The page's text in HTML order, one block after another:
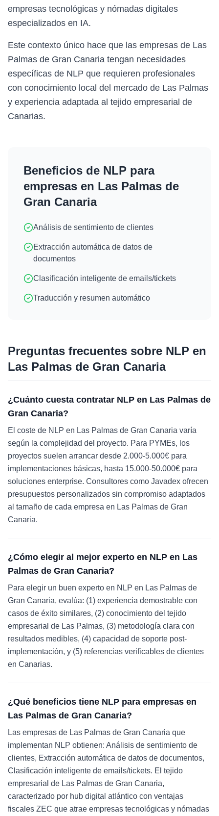
empresas tecnológicas y nómadas digitales
especializados en IA.
Este contexto único hace que las empresas de Las
Palmas de Gran Canaria tengan necesidades
específicas de NLP que requieren profesionales
con conocimiento local del mercado de Las Palmas
y experiencia adaptada al tejido empresarial de
Canarias.
Beneficios de NLP para
empresas en Las Palmas de
Gran Canaria
Análisis de sentimiento de clientes
Extracción automática de datos de
documentos
Clasificación inteligente de emails/tickets
Traducción y resumen automático
Preguntas frecuentes sobre NLP en
Las Palmas de Gran Canaria
¿Cuánto cuesta contratar NLP en Las Palmas de
Gran Canaria?
El coste de NLP en Las Palmas de Gran Canaria varía
según la complejidad del proyecto. Para PYMEs, los
proyectos suelen arrancar desde 2.000-5.000€ para
implementaciones básicas, hasta 15.000-50.000€ para
soluciones enterprise. Consultores como Javadex ofrecen
presupuestos personalizados sin compromiso adaptados
al tamaño de cada empresa en Las Palmas de Gran
Canaria.
¿Cómo elegir al mejor experto en NLP en Las
Palmas de Gran Canaria?
Para elegir un buen experto en NLP en Las Palmas de
Gran Canaria, evalúa: (1) experiencia demostrable con
casos de éxito similares, (2) conocimiento del tejido
empresarial de Las Palmas, (3) metodología clara con
resultados medibles, (4) capacidad de soporte post-
implementación, y (5) referencias verificables de clientes
en Canarias.
¿Qué beneficios tiene NLP para empresas en
Las Palmas de Gran Canaria?
Las empresas de Las Palmas de Gran Canaria que
implementan NLP obtienen: Análisis de sentimiento de
clientes, Extracción automática de datos de documentos,
Clasificación inteligente de emails/tickets. El tejido
empresarial de Las Palmas de Gran Canaria,
caracterizado por hub digital atlántico con ventajas
fiscales ZEC que atrae empresas tecnológicas y nómadas